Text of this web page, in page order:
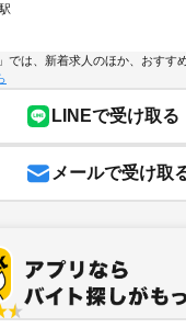
では、新着求人のほか、おすす
LINEで受け取る
メールで受け取